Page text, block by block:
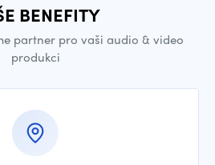
BENEFITY
partner pro vaši audio & video
produkci